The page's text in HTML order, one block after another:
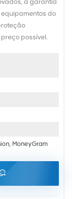
do
possível.
MoneyGram